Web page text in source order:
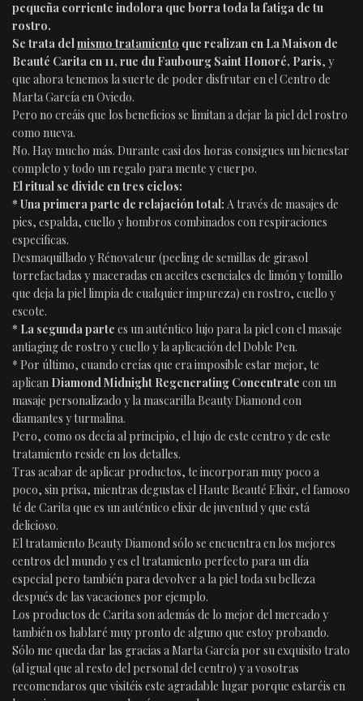
pequeña corriente indolora que borra toda la fatiga de tu
rostro.
Se trata del mismo tratamiento que realizan en La Maison de
Beauté Carita en 11, rue du Faubourg Saint Honoré, Paris, y
que ahora tenemos la suerte de poder disfrutar en el Centro de
Marta García en Oviedo.
Pero no creáis que los beneficios se limitan a dejar la piel del rostro
como nueva.
No. Hay mucho más. Durante casi dos horas consigues un bienestar
completo y todo un regalo para mente y cuerpo.
El ritual se divide en tres ciclos:
* Una primera parte de relajación total: A través de masajes de
pies, espalda, cuello y hombros combinados con respiraciones
especificas.
Desmaquillado y Rénovateur (peeling de semillas de girasol
torrefactadas y maceradas en aceites esenciales de limón y tomillo
que deja la piel limpia de cualquier impureza) en rostro, cuello y
escote.
* La segunda parte es un auténtico lujo para la piel con el masaje
antiaging de rostro y cuello y la aplicación del Doble Pen.
* Por último, cuando creías que era imposible estar mejor, te
aplican Diamond Midnight Regenerating Concentrate con un
masaje personalizado y la mascarilla Beauty Diamond con
diamantes y turmalina.
Pero, como os decía al principio, el lujo de este centro y de este
tratamiento reside en los detalles.
Tras acabar de aplicar productos, te incorporan muy poco a
poco, sin prisa, mientras degustas el Haute Beauté Elixir, el famoso
té de Carita que es un auténtico elixir de juventud y que está
delicioso.
El tratamiento Beauty Diamond sólo se encuentra en los mejores
centros del mundo y es el tratamiento perfecto para un día
especial pero también para devolver a la piel toda su belleza
después de las vacaciones por ejemplo.
Los productos de Carita son además de lo mejor del mercado y
también os hablaré muy pronto de alguno que estoy probando.
Sólo me queda dar las gracias a Marta García por su exquisito trato
(al igual que al resto del personal del centro) y a vosotras
recomendaros que visitéis este agradable lugar porque estaréis en